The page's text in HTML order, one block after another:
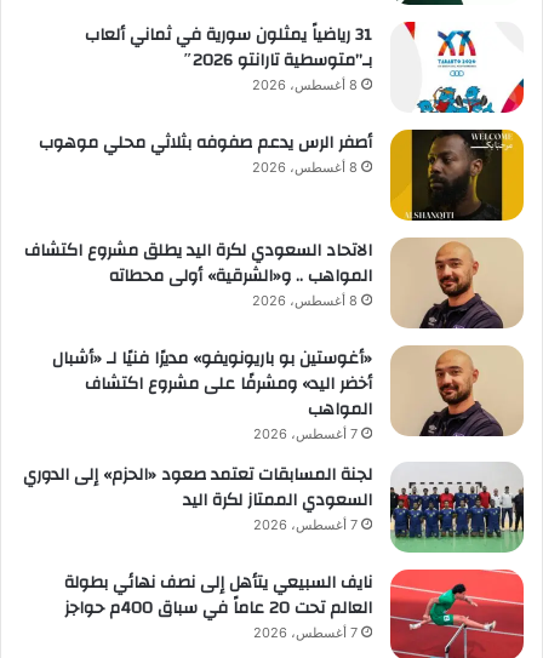
31 رياضياً يمثلون سورية في ثماني ألعاب
بـ”متوسطية تارانتو 2026″
8 أغسطس، 2026
أصفر الرس يدعم صفوفه بثلاثي محلي موهوب
8 أغسطس، 2026
الاتحاد السعودي لكرة اليد يطلق مشروع اكتشاف
المواهب .. و«الشرقية» أولى محطاته
8 أغسطس، 2026
«أغوستين بو باريونويفو» مديرًا فنيًا لـ «أشبال
أخضر اليد» ومشرفًا على مشروع اكتشاف
المواهب
7 أغسطس، 2026
لجنة المسابقات تعتمد صعود «الحزم» إلى الدوري
السعودي الممتاز لكرة اليد
7 أغسطس، 2026
نايف السبيعي يتأهل إلى نصف نهائي بطولة
العالم تحت 20 عاماً في سباق 400م حواجز
7 أغسطس، 2026